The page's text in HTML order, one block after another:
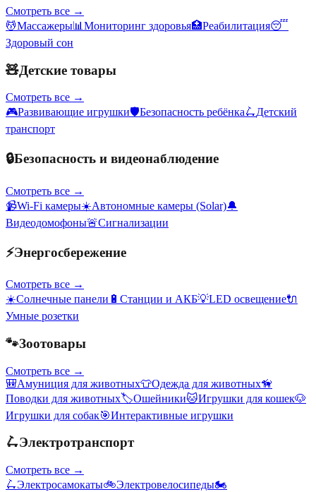
Смотреть все →
💆Массажеры📊 Мониторинг здоровья🏥Реабилитация😴
Здоровый сон
🧸Детские товары
Смотреть все →
🎮Развивающие игрушки🛡️Безопасность ребёнка🛴Детский
транспорт
🔒Безопасность и видеонаблюдение
Смотреть все →
📹Wi-Fi камеры☀️Автономные камеры (Solar)🔔
Видеодомофоны🚨Сигнализации
⚡Энергосбережение
Смотреть все →
☀️Солнечные панели 🔋 Станции и АКБ💡LED освещение🔌
Умные розетки
🐾Зоотовары
Смотреть все →
🎒Амуниция для животных👕Одежда для животных🦮
Поводки для животных🏷️Ошейники🐱Игрушки для кошек🐶
Игрушки для собак🎯Интерактивные игрушки
🛴Электротранспорт
Смотреть все →
🛴Электросамокаты🚲Электровелосипеды🏍️